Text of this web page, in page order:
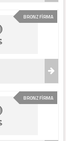
BRONZ FİRMA
BRONZ FİRMA